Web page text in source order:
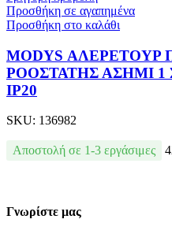
Προσθήκη σε αγαπημένα
Προσθήκη στο καλάθι
MODYS ΑΛΕΡΕΤΟΥΡ
ΡΟΟΣΤΑΤΗΣ ΑΣΗΜΙ 1
IP20
SKU: 136982
Αποστολή σε 1-3 εργάσιμες
Γνωρίστε μας